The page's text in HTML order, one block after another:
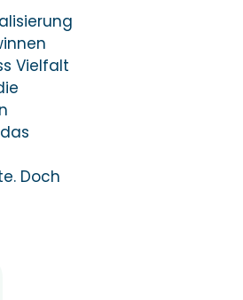
Vielfalt
Doch